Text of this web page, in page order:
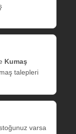
Kumaş
talepleri
varsa